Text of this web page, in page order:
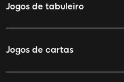
Jogos de tabuleiro
Jogos de cartas